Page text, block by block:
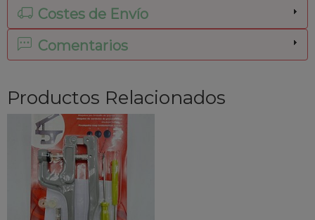
Costes de Envío
Comentarios
Productos Relacionados